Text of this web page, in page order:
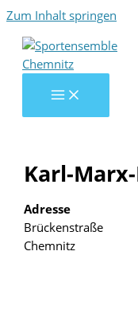
Zum Inhalt springen
Karl-
Adresse
Brückenstraße
Chemnitz